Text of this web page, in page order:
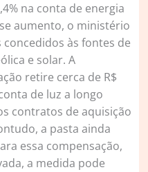
na conta de energia
aumento, o ministério
às fontes de
e solar. A
retire cerca de R$
de luz a longo
contratos de aquisição
a pasta ainda
essa compensação,
a medida pode